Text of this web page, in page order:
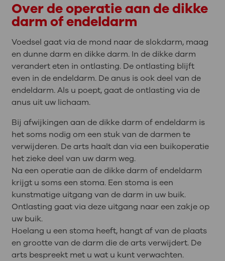
Over de operatie aan de dikke
darm of endeldarm
Voedsel gaat via de mond naar de slokdarm, maag
en dunne darm en dikke darm. In de dikke darm
verandert eten in ontlasting. De ontlasting blijft
even in de endeldarm. De anus is ook deel van de
endeldarm. Als u poept, gaat de ontlasting via de
anus uit uw lichaam.
Bij afwijkingen aan de dikke darm of endeldarm is
het soms nodig om een stuk van de darmen te
verwijderen. De arts haalt dan via een buikoperatie
het zieke deel van uw darm weg.
Na een operatie aan de dikke darm of endeldarm
krijgt u soms een stoma. Een stoma is een
kunstmatige uitgang van de darm in uw buik.
Ontlasting gaat via deze uitgang naar een zakje op
uw buik.
Hoelang u een stoma heeft, hangt af van de plaats
en grootte van de darm die de arts verwijdert. De
arts bespreekt met u wat u kunt verwachten.